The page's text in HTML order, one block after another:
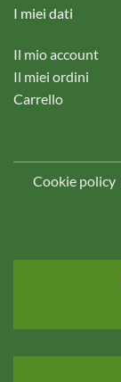
I miei dati
Il mio account
Il miei ordini
Carrello
Cookie policy